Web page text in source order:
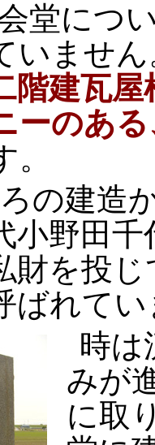
堂につ
いませ
階建瓦
ーのあ
の建造
小野田
財を投
ばれて
時は
みが
に取